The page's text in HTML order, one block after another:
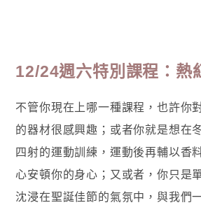
12/24週六特別課程：熱
不管你現在上哪一種課程，也許你
的器材很感興趣；或者你就是想在
四射的運動訓練，運動後再輔以香
心安頓你的身心；又或者，你只是
沈浸在聖誕佳節的氣氛中，與我們